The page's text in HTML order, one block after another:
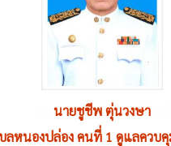
นายชูชีพ ตุ่นวงษา
ลหนองปล่อง คนที่ 1 ดูแลควบ